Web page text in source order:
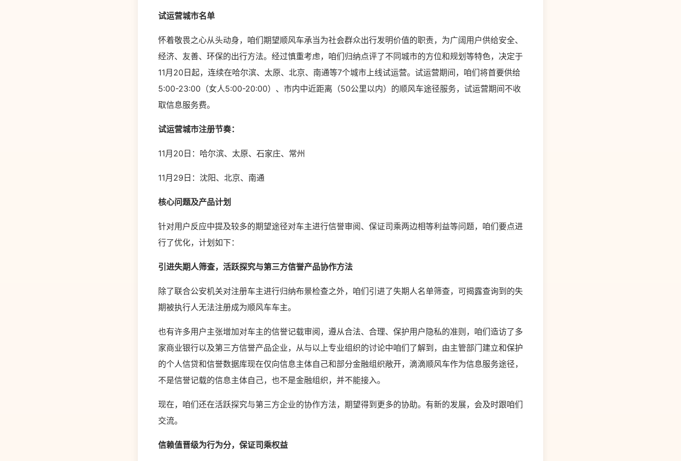
试运营城市名单
怀着敬畏之心从头动身，咱们期望顺风车承当为社会群众出行发明价值的职责，为广阔用户供给安全、
经济、友善、环保的出行方法。经过慎重考虑，咱们归纳点评了不同城市的方位和规划等特色，决定于
11月20日起，连续在哈尔滨、太原、北京、南通等7个城市上线试运营。试运营期间，咱们将首要供给
5:00-23:00（女人5:00-20:00）、市内中近距离（50公里以内）的顺风车途径服务，试运营期间不收
取信息服务费。
试运营城市注册节奏：
11月20日：哈尔滨、太原、石家庄、常州
11月29日：沈阳、北京、南通
核心问题及产品计划
针对用户反应中提及较多的期望途径对车主进行信誉审阅、保证司乘两边相等利益等问题，咱们要点进
行了优化，计划如下：
引进失期人筛查，活跃探究与第三方信誉产品协作方法
除了联合公安机关对注册车主进行归纳布景检查之外，咱们引进了失期人名单筛查，可揭露查询到的失
期被执行人无法注册成为顺风车车主。
也有许多用户主张增加对车主的信誉记载审阅，遵从合法、合理、保护用户隐私的准则，咱们造访了多
家商业银行以及第三方信誉产品企业，从与以上专业组织的讨论中咱们了解到，由主管部门建立和保护
的个人信贷和信誉数据库现在仅向信息主体自己和部分金融组织敞开，滴滴顺风车作为信息服务途径，
不是信誉记载的信息主体自己，也不是金融组织，并不能接入。
现在，咱们还在活跃探究与第三方企业的协作方法，期望得到更多的协助。有新的发展，会及时跟咱们
交流。
信赖值晋级为行为分，保证司乘权益